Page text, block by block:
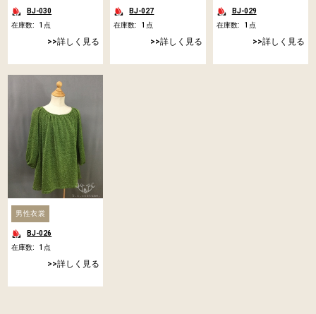
BJ-030
在庫数:
1 点
詳しく見る
BJ-027
在庫数:
1 点
詳しく見る
BJ-029
在庫数:
1 点
詳しく見る
男性衣裳
BJ-026
在庫数:
1 点
詳しく見る